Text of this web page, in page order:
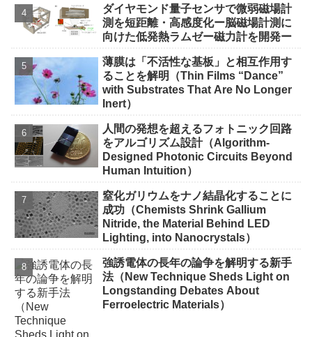
ダイヤモンド量子センサで微弱磁場計
測を短距離・高感度化ー脳磁場計測に
向けた低発熱ラムゼー磁力計を開発ー
薄膜は「不活性な基板」と相互作用す
ることを解明（Thin Films “Dance”
with Substrates That Are No Longer
Inert）
人間の発想を超えるフォトニック回路
をアルゴリズム設計（Algorithm-
Designed Photonic Circuits Beyond
Human Intuition）
窒化ガリウムをナノ結晶化することに
成功（Chemists Shrink Gallium
Nitride, the Material Behind LED
Lighting, into Nanocrystals）
強誘電体の長年の論争を解明する新手
法（New Technique Sheds Light on
Longstanding Debates About
Ferroelectric Materials）